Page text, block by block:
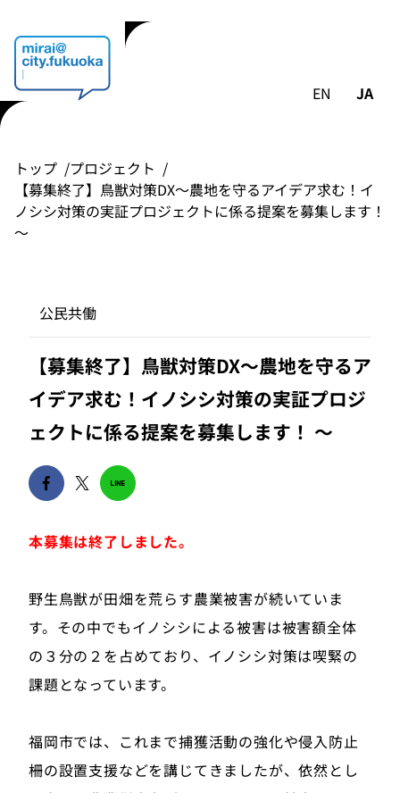
EN JA
トップ
プロジェクト
【募集終了】鳥獣対策DX～農地を守るアイデア求む！イ
ノシシ対策の実証プロジェクトに係る提案を募集します！
～
公民共働
【募集終了】鳥獣対策DX～農地を守るア
イデア求む！イノシシ対策の実証プロジ
ェクトに係る提案を募集します！ ～
本募集は終了しました。
野生鳥獣が田畑を荒らす農業被害が続いていま
す。その中でもイノシシによる被害は被害額全体
の３分の２を占めており、イノシシ対策は喫緊の
課題となっています。
福岡市では、これまで捕獲活動の強化や侵入防止
柵の設置支援などを講じてきましたが、依然とし